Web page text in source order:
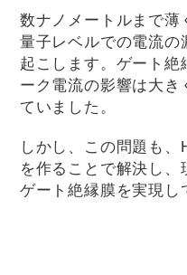
数ナノメートルまで薄
量子レベルでの電流の
起こします。ゲート絶
ーク電流の影響は大き
ていました。
しかし、この問題も
を作ることで解決し
ゲート絶縁膜を実現し